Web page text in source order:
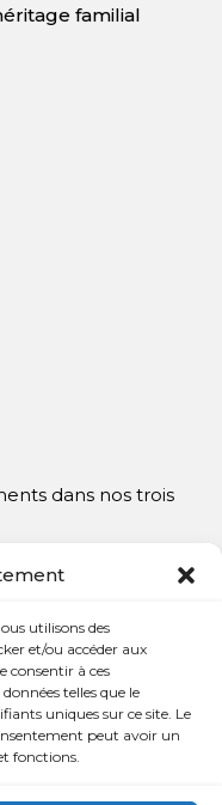
utilisons des
et/ou accéder aux
consentir à ces
telles que le
uniques sur ce site. Le
peut avoir un
fonctions.
familial
dans nos trois